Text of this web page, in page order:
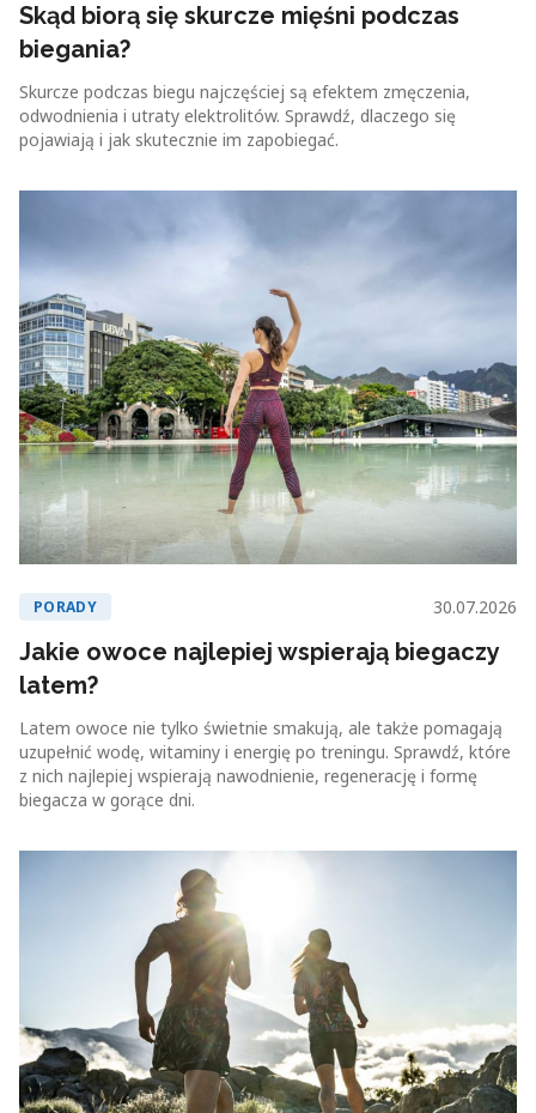
Skąd biorą się skurcze mięśni podczas
biegania?
Skurcze podczas biegu najczęściej są efektem zmęczenia,
odwodnienia i utraty elektrolitów. Sprawdź, dlaczego się
pojawiają i jak skutecznie im zapobiegać.
PORADY 30.07.2026
Jakie owoce najlepiej wspierają biegaczy
latem?
Latem owoce nie tylko świetnie smakują, ale także pomagają
uzupełnić wodę, witaminy i energię po treningu. Sprawdź, które
z nich najlepiej wspierają nawodnienie, regenerację i formę
biegacza w gorące dni.